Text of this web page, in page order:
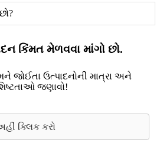
કિંમત મેળવવા માંગો છો.
જોઈતા ઉત્પાદનોની માત્રા અને
જણાવો!
ક્લિક કરો